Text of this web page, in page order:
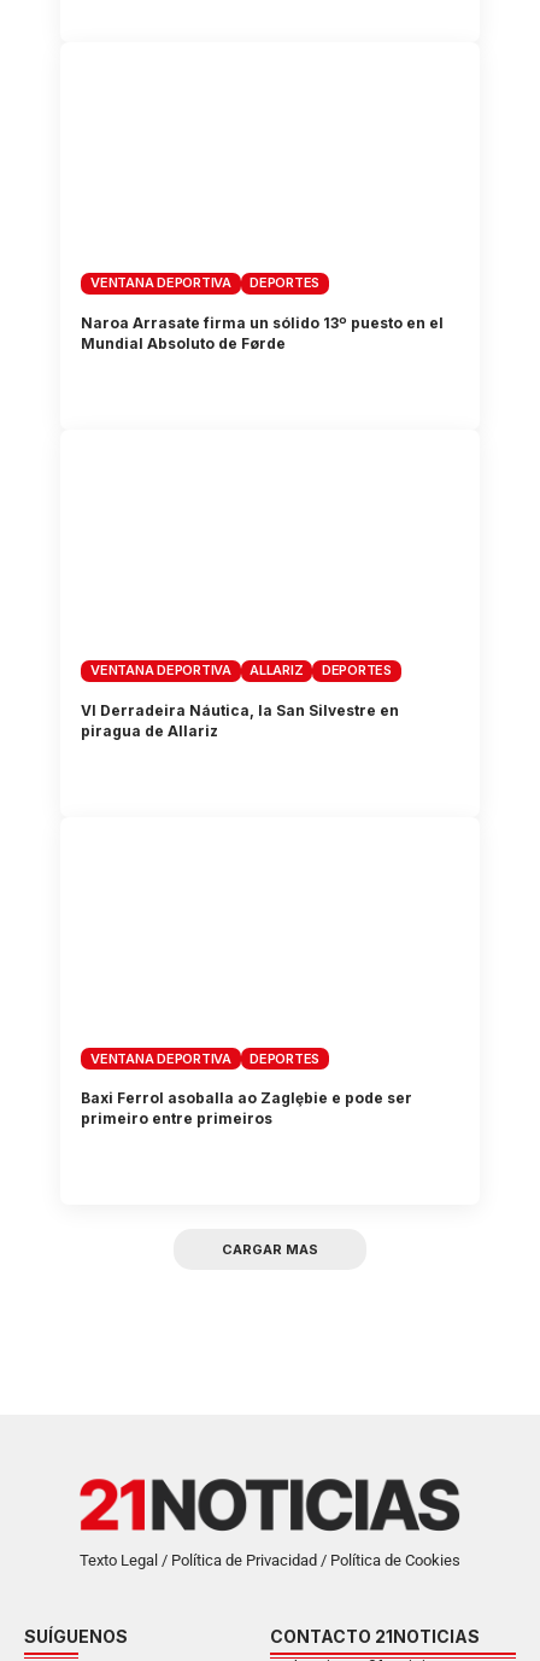
VENTANA DEPORTIVA DEPORTES
Naroa Arrasate firma un sólido 13º puesto en el
Mundial Absoluto de Førde
VENTANA DEPORTIVA ALLARIZ DEPORTES
VI Derradeira Náutica, la San Silvestre en
piragua de Allariz
VENTANA DEPORTIVA DEPORTES
Baxi Ferrol asoballa ao Zaglȩbie e pode ser
primeiro entre primeiros
CARGAR MAS
Texto Legal / Política de Privacidad / Política de Cookies
SUÍGUENOS
CONTACTO 21NOTICIAS